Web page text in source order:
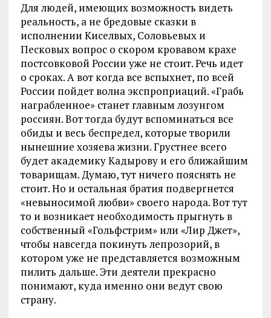
Для людей, имеющих возможность видеть
реальность, а не бредовые сказки в
исполнении Киселвых, Соловьевых и
Песковых вопрос о скором кровавом крахе
постсовковой России уже не стоит. Речь идет
о сроках. А вот когда все вспыхнет, по всей
России пойдет волна экспроприаций. «Грабь
награбленное» станет главным лозунгом
россиян. Вот тогда будут вспоминаться все
обиды и весь беспредел, которые творили
нынешние хозяева жизни. Грустнее всего
будет академику Кадырову и его ближайшим
товарищам. Думаю, тут ничего пояснять не
стоит. Но и остальная братия подвергнется
«невыносимой любви» своего народа. Вот тут
то и возникает необходимость прыгнуть в
собственный «Гольфстрим» или «Лир Джет»,
чтобы навсегда покинуть лепрозорий, в
котором уже не представляется возможным
пилить дальше. Эти деятели прекрасно
понимают, куда именно они ведут свою
страну.